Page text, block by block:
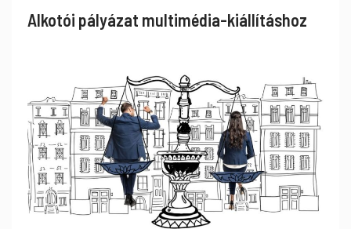
Alkotói pályázat multimédia-kiállításhoz